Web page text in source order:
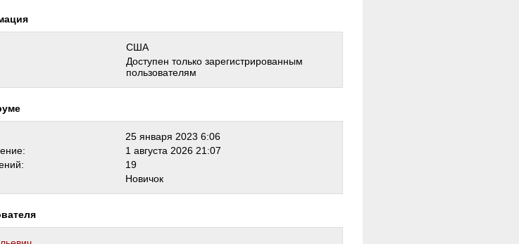
США
Доступен только зарегистрированным
пользователям
25 января 2023 6:06
1 августа 2026 21:07
19
Новичок